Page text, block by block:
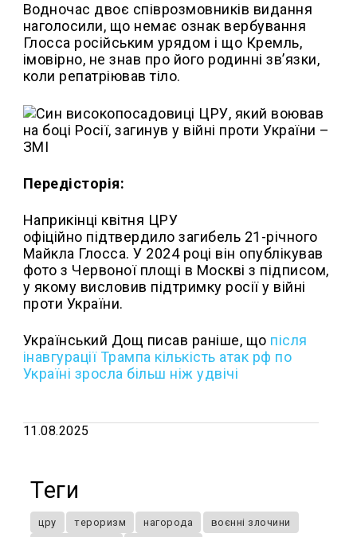
Водночас двоє співрозмовників видання
наголосили, що немає ознак вербування
Глосса російським урядом і що Кремль,
імовірно, не знав про його родинні зв’язки,
коли репатріював тіло.
Передісторія:
Наприкінці квітня ЦРУ
офіційно підтвердило загибель 21-річного
Майкла Глосса. У 2024 році він опублікував
фото з Червоної площі в Москві з підписом,
у якому висловив підтримку росії у війні
проти України.
Український Дощ писав раніше, що після
інавгурації Трампа кількість атак рф по
Україні зросла більш ніж удвічі
11.08.2025
Теги
цру тероризм нагорода воєнні злочини